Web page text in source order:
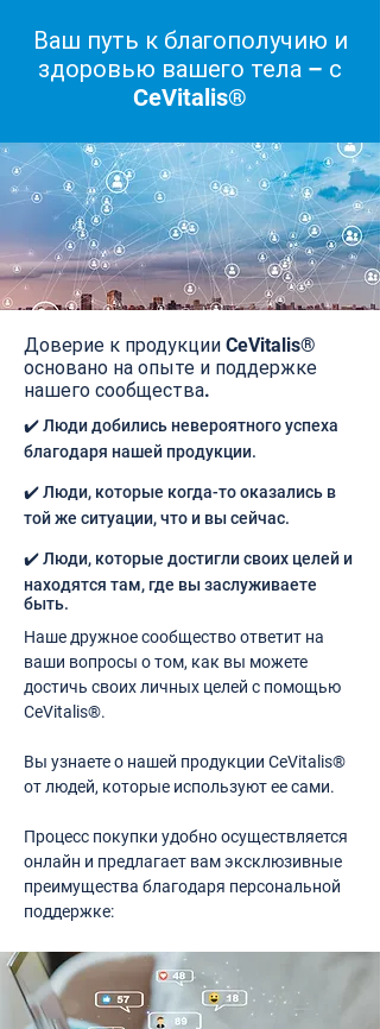
Ваш путь к благополучию и
здоровью вашего тела – с
CeVitalis®
Доверие к продукции CeVitalis®
основано на опыте и поддержке
нашего сообщества.
✔️ Люди добились невероятного успеха
благодаря нашей продукции.
✔️ Люди, которые когда-то оказались в
той же ситуации, что и вы сейчас.
✔️ Люди, которые достигли своих целей и
находятся там, где вы заслуживаете
быть.
Наше дружное сообщество ответит на
ваши вопросы о том, как вы можете
достичь своих личных целей с помощью
CeVitalis®.
Вы узнаете о нашей продукции CeVitalis®
от людей, которые используют ее сами.
Процесс покупки удобно осуществляется
онлайн и предлагает вам эксклюзивные
преимущества благодаря персональной
поддержке: